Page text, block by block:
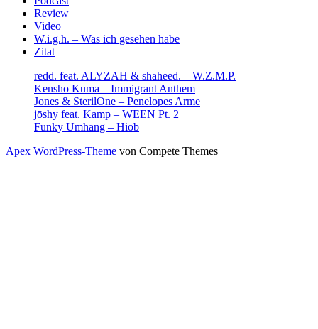
Review
Video
W.i.g.h. – Was ich gesehen habe
Zitat
redd. feat. ALYZAH & shaheed. – W.Z.M.P.
Kensho Kuma – Immigrant Anthem
Jones & SterilOne – Penelopes Arme
jōshy feat. Kamp – WEEN Pt. 2
Funky Umhang – Hiob
Apex WordPress-Theme von Compete Themes